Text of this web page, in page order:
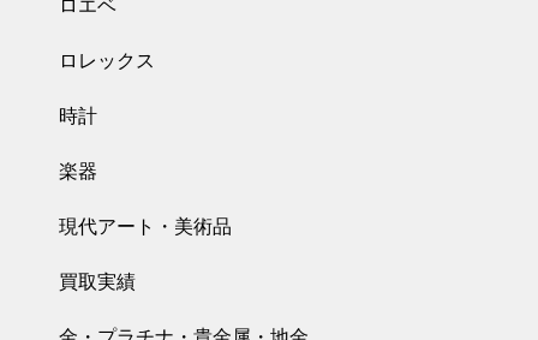
ロエベ
ロレックス
時計
楽器
現代アート・美術品
買取実績